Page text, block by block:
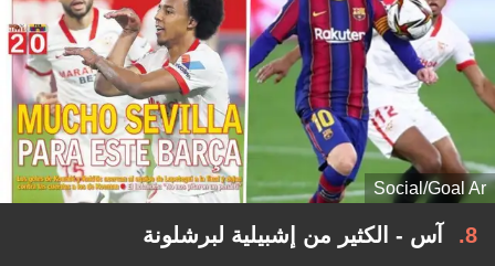
Social/Goal Ar
8 آس - الكثير من إشبيلية لبرشلونة